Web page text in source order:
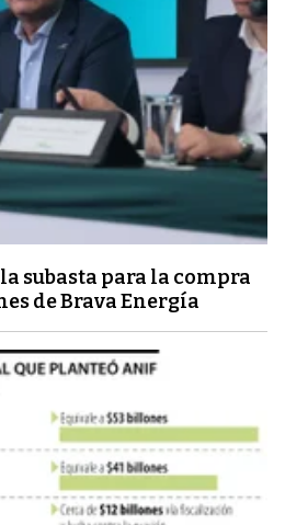
subasta para la compra
de Brava Energía